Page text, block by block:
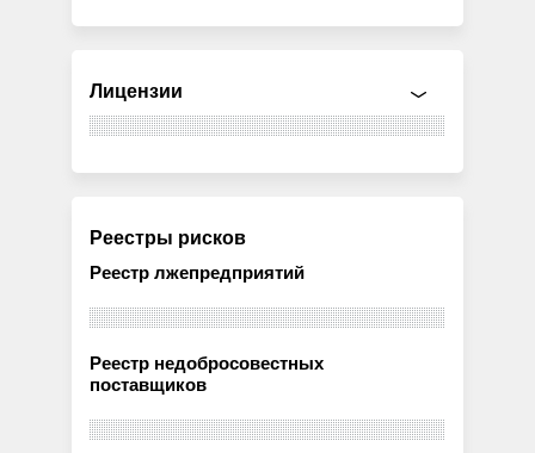
Лицензии
Реестры рисков
Реестр лжепредприятий
Реестр недобросовестных
поставщиков